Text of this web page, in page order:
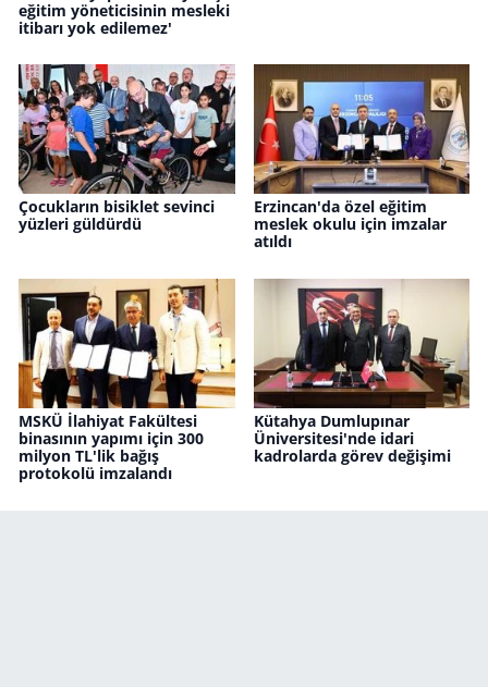
eğitim yöneticisinin mesleki
itibarı yok edilemez'
Çocukların bisiklet sevinci
yüzleri güldürdü
Erzincan'da özel eğitim
meslek okulu için imzalar
atıldı
MSKÜ İlahiyat Fakültesi
binasının yapımı için 300
milyon TL'lik bağış
protokolü imzalandı
Kütahya Dumlupınar
Üniversitesi'nde idari
kadrolarda görev değişimi